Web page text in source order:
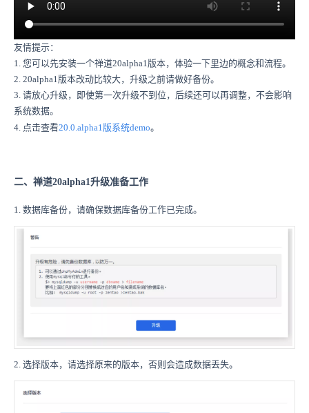
友情提示：
1. 您可以先安装一个禅道20alpha1版本，体验一下里边的概念和流程。
2. 20alpha1版本改动比较大，升级之前请做好备份。
3. 请放心升级，即使第一次升级不到位，后续还可以再调整，不会影响
系统数据。
4. 点击查看20.0.alpha1版系统demo。
二、禅道20alpha1升级准备工作
1. 数据库备份，请确保数据库备份工作已完成。
2. 选择版本，请选择原来的版本，否则会造成数据丢失。